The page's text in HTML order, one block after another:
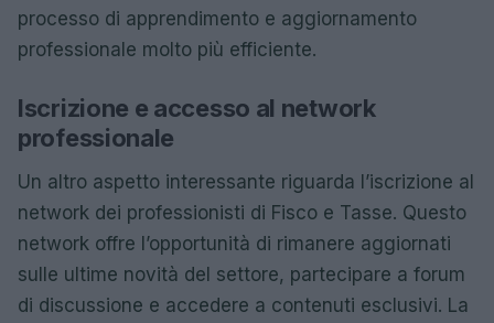
processo di apprendimento e aggiornamento
professionale molto più efficiente.
Iscrizione e accesso al network
professionale
Un altro aspetto interessante riguarda l’iscrizione al
network dei professionisti di Fisco e Tasse. Questo
network offre l’opportunità di rimanere aggiornati
sulle ultime novità del settore, partecipare a forum
di discussione e accedere a contenuti esclusivi. La